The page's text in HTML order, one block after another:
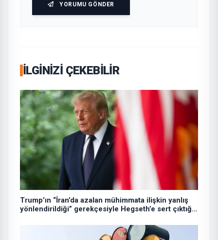
YORUMU GÖNDER
İLGINIZI ÇEKEBILIR
Trump’ın “İran’da azalan mühimmata ilişkin yanlış
yönlendirildiği” gerekçesiyle Hegseth’e sert çıktığı